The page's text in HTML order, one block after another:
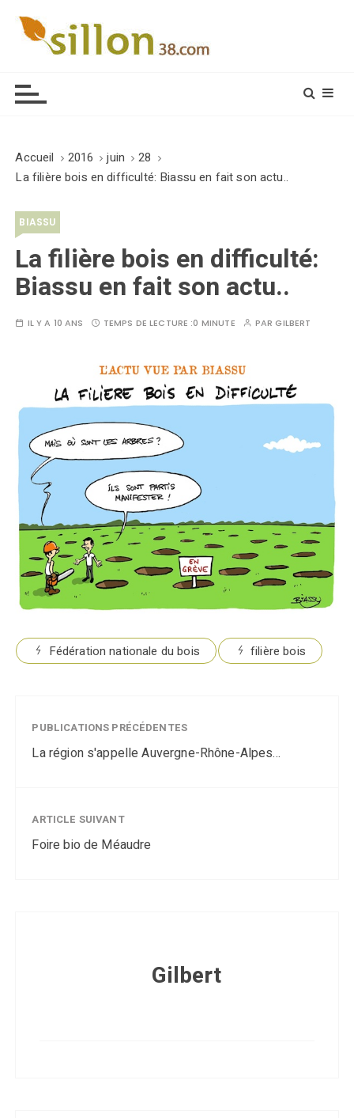
Accueil 2016 juin
28
La filière bois en difficulté: Biassu en fait son actu..
BIASSU
La filière bois en difficulté:
Biassu en fait son actu..
IL Y A 10 ANS TEMPS DE LECTURE :0 MINUTE PARGILBERT
Fédération nationale du bois filière bois
PUBLICATIONS PRÉCÉDENTES
La région s'appelle Auvergne-Rhône-Alpes...
ARTICLE SUIVANT
Foire bio de Méaudre
Gilbert